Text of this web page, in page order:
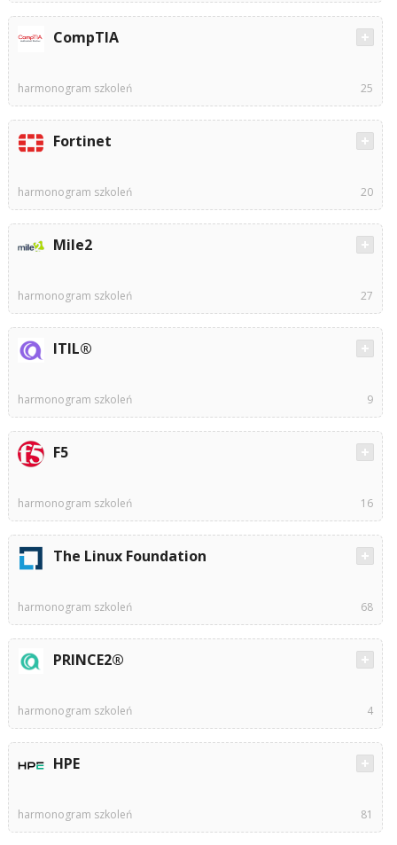
CompTIA
harmonogram szkoleń 25
Fortinet
harmonogram szkoleń 20
Mile2
harmonogram szkoleń 27
ITIL®
harmonogram szkoleń 9
F5
harmonogram szkoleń 16
The Linux Foundation
harmonogram szkoleń 68
PRINCE2®
harmonogram szkoleń 4
HPE
harmonogram szkoleń 81